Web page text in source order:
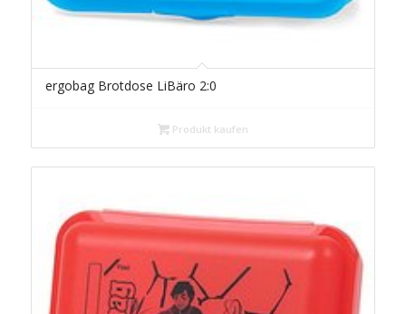
ergobag Brotdose LiBäro 2:0
Produkt kaufen